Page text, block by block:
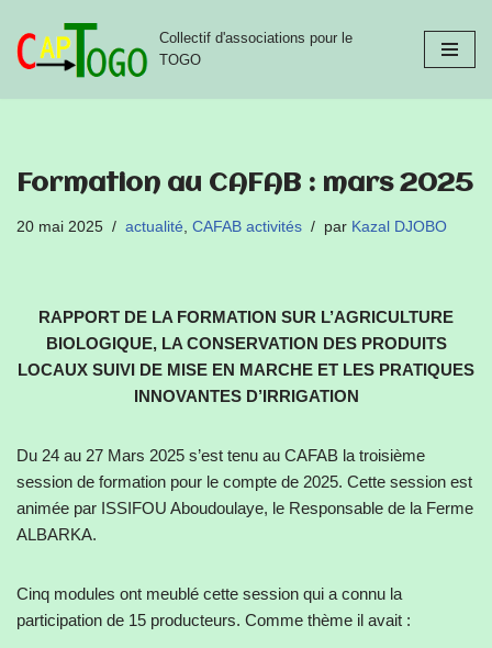
Aller
Collectif d'associations pour le
TOGO
Formation au CAFAB : mars 2025
20 mai 2025 actualité CAFAB activités par Kazal DJOBO
RAPPORT DE LA FORMATION SUR L’AGRICULTURE
BIOLOGIQUE, LA CONSERVATION DES PRODUITS
LOCAUX SUIVI DE MISE EN MARCHE ET LES PRATIQUES
INNOVANTES D’IRRIGATION
Du 24 au 27 Mars 2025 s’est tenu au CAFAB la troisième
session de formation pour le compte de 2025. Cette session est
animée par ISSIFOU Aboudoulaye, le Responsable de la Ferme
ALBARKA.
Cinq modules ont meublé cette session qui a connu la
participation de 15 producteurs. Comme thème il avait :